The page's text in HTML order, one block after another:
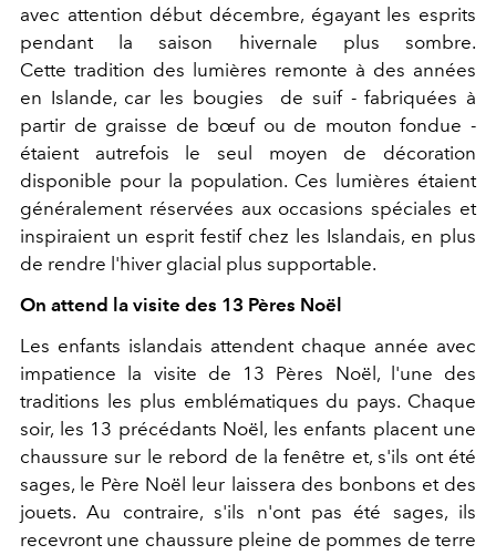
avec attention début décembre, égayant les esprits
pendant la saison hivernale plus sombre.
Cette tradition des lumières remonte à des années
en Islande, car les bougies de suif - fabriquées à
partir de graisse de bœuf ou de mouton fondue -
étaient autrefois le seul moyen de décoration
disponible pour la population. Ces lumières étaient
généralement réservées aux occasions spéciales et
inspiraient un esprit festif chez les Islandais, en plus
de rendre l'hiver glacial plus supportable.
On attend la visite des 13 Pères Noël
Les enfants islandais attendent chaque année avec
impatience la visite de 13 Pères Noël, l'une des
traditions les plus emblématiques du pays. Chaque
soir, les 13 précédants Noël, les enfants placent une
chaussure sur le rebord de la fenêtre et, s'ils ont été
sages, le Père Noël leur laissera des bonbons et des
jouets.Au contraire, s'ils n'ont pas été sages, ils
recevront une chaussure pleine de pommes de terre